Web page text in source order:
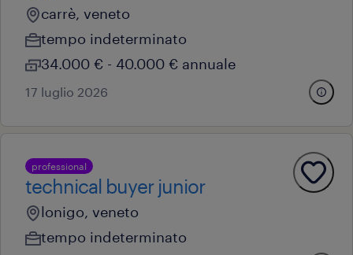
carrè, veneto
tempo indeterminato
34.000 € - 40.000 € annuale
17 luglio 2026
professional
technical buyer junior
lonigo, veneto
tempo indeterminato